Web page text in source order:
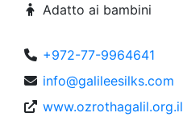
Adatto ai bambini
+972-77-9964641
info@galileesilks.com
www.ozrothagalil.org.il